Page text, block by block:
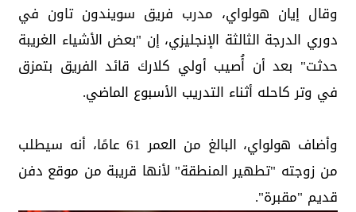
وقال إيان هولواي، مدرب فريق سويندون تاون في
دوري الدرجة الثالثة الإنجليزي، إن "بعض الأشياء الغريبة
حدثت" بعد أن أُصيب أولي كلارك قائد الفريق بتمزق
في وتر كاحله أثناء التدريب الأسبوع الماضي.
وأضاف هولواي، البالغ من العمر 61 عامًا، أنه سيطلب
من زوجته "تطهير المنطقة" لأنها قريبة من موقع دفن
قديم "مقبرة".